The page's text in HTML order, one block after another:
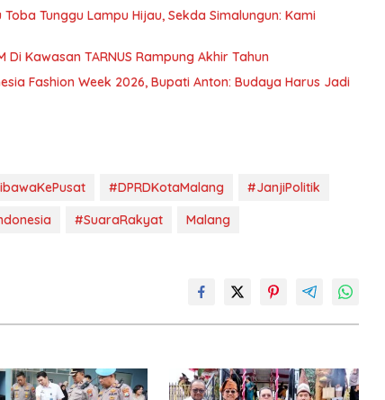
Tunggu Lampu Hijau, Sekda Simalungun: Kami
Kawasan TARNUS Rampung Akhir Tahun
Fashion Week 2026, Bupati Anton: Budaya Harus Jadi
#DPRDKotaMalang
#JanjiPolitik
#SuaraRakyat Malang